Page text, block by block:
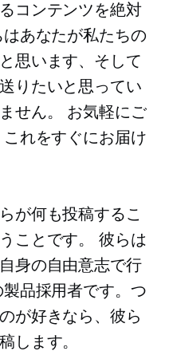
コンテンツを絶対
あなたが私たちの
思います、そして
りたいと思ってい
せん。 お気軽にご
れをすぐにお届け
が何も投稿するこ
ことです。 彼らは
身の自由意志で行
品採用者です。つ
が好きなら、彼ら
します。